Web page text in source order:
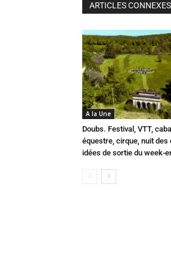
ARTICLES CONNEXES
A la Une
Doubs. Festival, VTT,
équestre, cirque, nuit des
idées de sortie du week-